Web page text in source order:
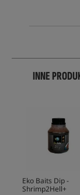
INNE
Eko Baits Dip -
Shrimp2Hell+